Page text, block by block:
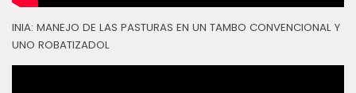
INIA: MANEJO DE LAS PASTURAS EN UN TAMBO CONVENCIONAL Y
UNO ROBATIZADOL